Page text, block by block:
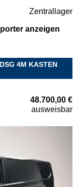
Zentrallager
anzeigen
4M KASTEN
48.700,00 €
ausweisbar